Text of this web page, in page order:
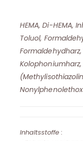
HEMA, Di-HEMA,
Toluol,
Inhaltsstoffe :